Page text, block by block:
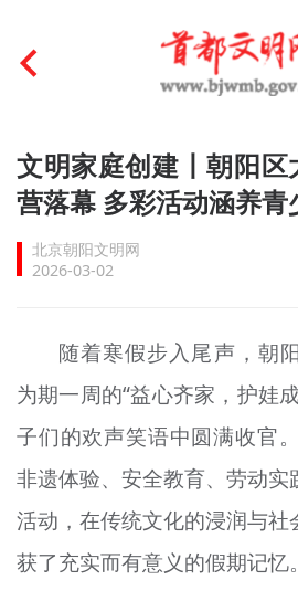
首页
文明创建
文明实践
未成年人思想道德建设
榜样人物
身边好人
文明评论
北京宣传文化引导基金
文明家庭创建丨朝阳
营落幕 多彩活动涵养青
北京朝阳文明网
2026-03-02
随着寒假步入尾声，朝
为期一周的“益心齐家，护娃
子们的欢声笑语中圆满收官
非遗体验、安全教育、劳动实
活动，在传统文化的浸润与社
获了充实而有意义的假期记忆。